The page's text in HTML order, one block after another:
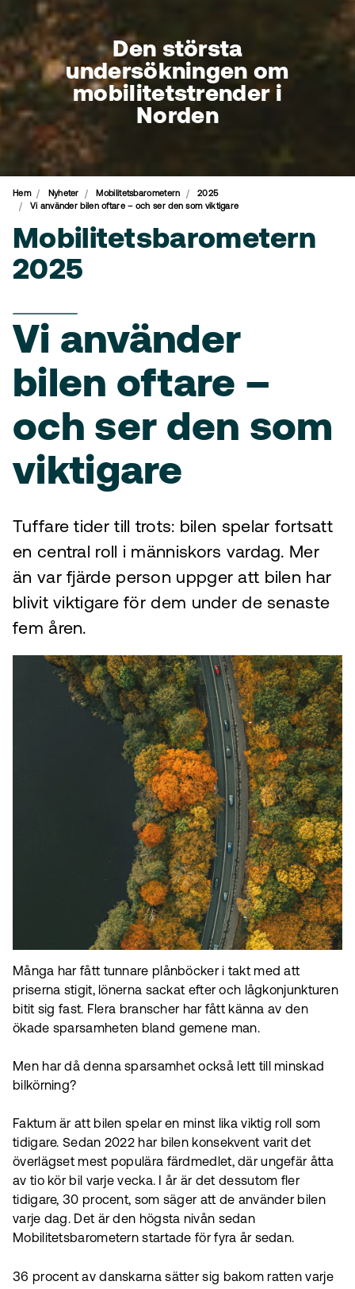
Den största
undersökningen om
mobilitetstrender i
Norden
Hem Nyheter Mobilitetsbarometern
2025
Vi använder bilen oftare – och ser den som viktigare
Mobilitetsbarometern
2025
Vi använder
bilen oftare –
och ser den som
viktigare
Tuffare tider till trots: bilen spelar fortsatt
en central roll i människors vardag. Mer
än var fjärde person uppger att bilen har
blivit viktigare för dem under de senaste
fem åren.
Många har fått tunnare plånböcker i takt med att
priserna stigit, lönerna sackat efter och lågkonjunkturen
bitit sig fast. Flera branscher har fått känna av den
ökade sparsamheten bland gemene man.
Men har då denna sparsamhet också lett till minskad
bilkörning?
Faktum är att bilen spelar en minst lika viktig roll som
tidigare. Sedan 2022 har bilen konsekvent varit det
överlägset mest populära färdmedlet, där ungefär åtta
av tio kör bil varje vecka. I år är det dessutom fler
tidigare, 30 procent, som säger att de använder bilen
varje dag. Det är den högsta nivån sedan
Mobilitetsbarometern startade för fyra år sedan.
36 procent av danskarna sätter sig bakom ratten varje